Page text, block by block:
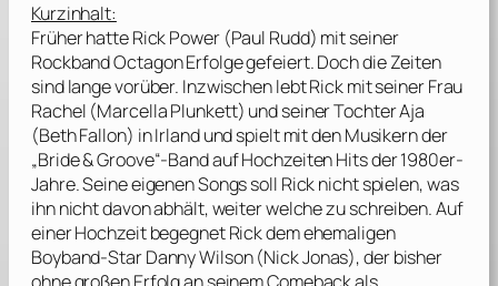
Kurzinhalt:
Früher hatte Rick Power (Paul Rudd) mit seiner
Rockband Octagon Erfolge gefeiert. Doch die Zeiten
sind lange vorüber. Inzwischen lebt Rick mit seiner Frau
Rachel (Marcella Plunkett) und seiner Tochter Aja
(Beth Fallon) in Irland und spielt mit den Musikern der
„Bride & Groove“-Band auf Hochzeiten Hits der 1980er-
Jahre. Seine eigenen Songs soll Rick nicht spielen, was
ihn nicht davon abhält, weiter welche zu schreiben. Auf
einer Hochzeit begegnet Rick dem ehemaligen
Boyband-Star Danny Wilson (Nick Jonas), der bisher